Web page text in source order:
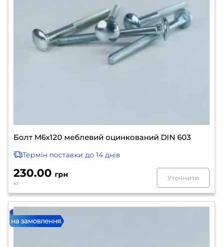
Болт М6х120 меблевий оцинкований DIN 603
Термін поставки до 14 днів
230.00 грн
кг
Уточнити